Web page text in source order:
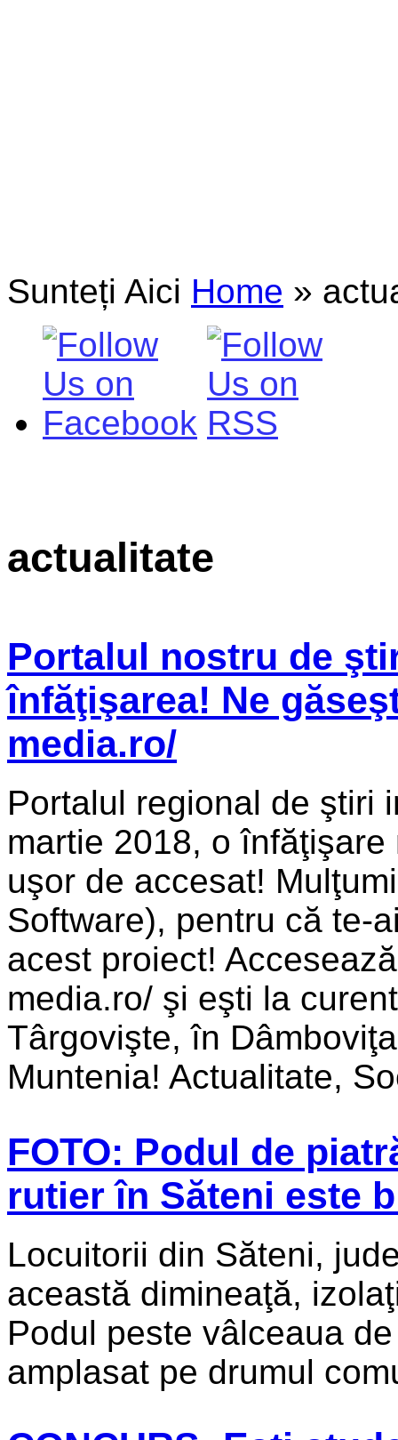
Sunteți Aici Home »
actualitate
Portalul nostru de
înfăţişarea! Ne
media.ro/
Portalul regional de ştiri
martie 2018, o
uşor de accesat!
Software), pentru că te-
acest proiect!
media.ro/ şi eşti la
Târgovişte, în
Muntenia! Actualitate,
FOTO: Podul de
rutier în Săteni este
Locuitorii din Săteni,
această dimineaţă,
Podul peste vâlceaua
amplasat pe drumul